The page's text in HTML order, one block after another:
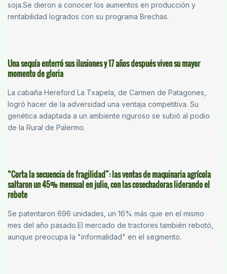
soja.Se dieron a conocer los aumentos en producción y
rentabilidad logrados con su programa Brechas.
Una sequía enterró sus ilusiones y 17 años después viven su mayor
momento de gloria
La cabaña Hereford La Txapela, de Carmen de Patagones,
logró hacer de la adversidad una ventaja competitiva. Su
genética adaptada a un ambiente riguroso se subió al podio
de la Rural de Palermo.
“Corta la secuencia de fragilidad”: las ventas de maquinaria agrícola
saltaron un 45% mensual en julio, con las cosechadoras liderando el
rebote
Se patentaron 696 unidades, un 16% más que en el mismo
mes del año pasado.El mercado de tractores también rebotó,
aunque preocupa la "informalidad" en el segmento.